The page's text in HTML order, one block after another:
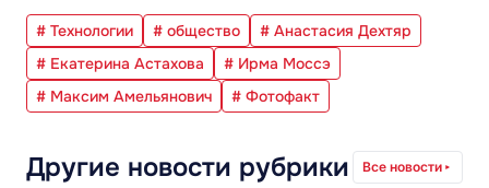
# Технологии # общество
# Анастасия Дехтяр
# Екатерина Астахова
# Ирма Моссэ
# Максим Амельянович
# Фотофакт
Другие новости рубрики Все новости